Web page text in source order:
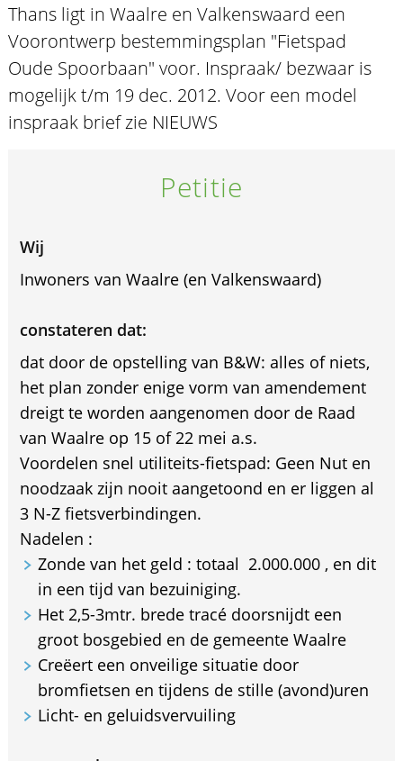
Thans ligt in Waalre en Valkenswaard een
Voorontwerp bestemmingsplan "Fietspad
Oude Spoorbaan" voor. Inspraak/ bezwaar is
mogelijk t/m 19 dec. 2012. Voor een model
inspraak brief zie NIEUWS
Petitie
Wij
Inwoners van Waalre (en Valkenswaard)
constateren dat:
dat door de opstelling van B&W: alles of niets,
het plan zonder enige vorm van amendement
dreigt te worden aangenomen door de Raad
van Waalre op 15 of 22 mei a.s.
Voordelen snel utiliteits-fietspad: Geen Nut en
noodzaak zijn nooit aangetoond en er liggen al
3 N-Z fietsverbindingen.
Nadelen :
Zonde van het geld : totaal  2.000.000 , en dit
in een tijd van bezuiniging.
Het 2,5-3mtr. brede tracé doorsnijdt een
groot bosgebied en de gemeente Waalre
Creëert een onveilige situatie door
bromfietsen en tijdens de stille (avond)uren
Licht- en geluidsvervuiling